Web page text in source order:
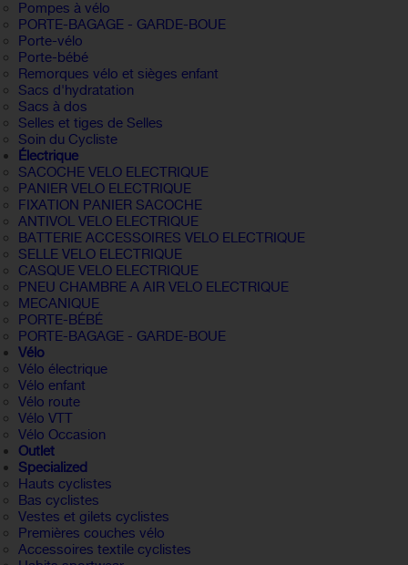
Pompes à vélo
PORTE-BAGAGE - GARDE-BOUE
Porte-vélo
Porte-bébé
Remorques vélo et sièges enfant
Sacs d'hydratation
Sacs à dos
Selles et tiges de Selles
Soin du Cycliste
Électrique
SACOCHE VELO ELECTRIQUE
PANIER VELO ELECTRIQUE
FIXATION PANIER SACOCHE
ANTIVOL VELO ELECTRIQUE
BATTERIE ACCESSOIRES VELO ELECTRIQUE
SELLE VELO ELECTRIQUE
CASQUE VELO ELECTRIQUE
PNEU CHAMBRE A AIR VELO ELECTRIQUE
MECANIQUE
PORTE-BÉBÉ
PORTE-BAGAGE - GARDE-BOUE
Vélo
Vélo électrique
Vélo enfant
Vélo route
Vélo VTT
Vélo Occasion
Outlet
Specialized
Hauts cyclistes
Bas cyclistes
Vestes et gilets cyclistes
Premières couches vélo
Accessoires textile cyclistes